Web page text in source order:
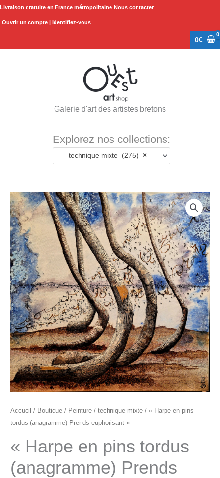
Aller
Livraison gratuite en France métropolitaine Nous contacter
Ouvrir un compte | Identifiez-vous
0€
Galerie d'art des artistes bretons
Explorez nos collections:
×
technique mixte (275)
Accueil / Boutique / Peinture /technique mixte / « Harpe en pins
tordus (anagramme) Prends euphorisant »
« Harpe en pins tordus
(anagramme) Prends
quantité
de
"Harpe
en
pins
tordus
(anagramme)
Prends
euphorisant"